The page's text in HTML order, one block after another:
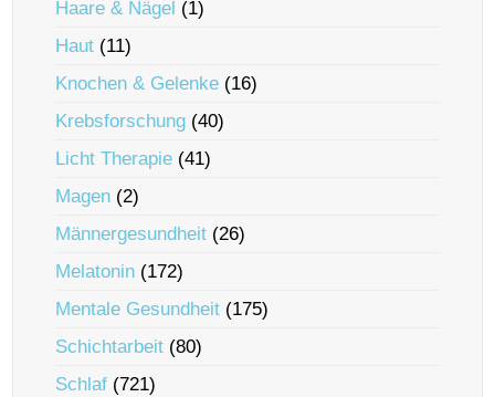
Haare & Nägel (1)
Haut (11)
Knochen & Gelenke (16)
Krebsforschung (40)
Licht Therapie (41)
Magen (2)
Männergesundheit (26)
Melatonin (172)
Mentale Gesundheit (175)
Schichtarbeit (80)
Schlaf (721)